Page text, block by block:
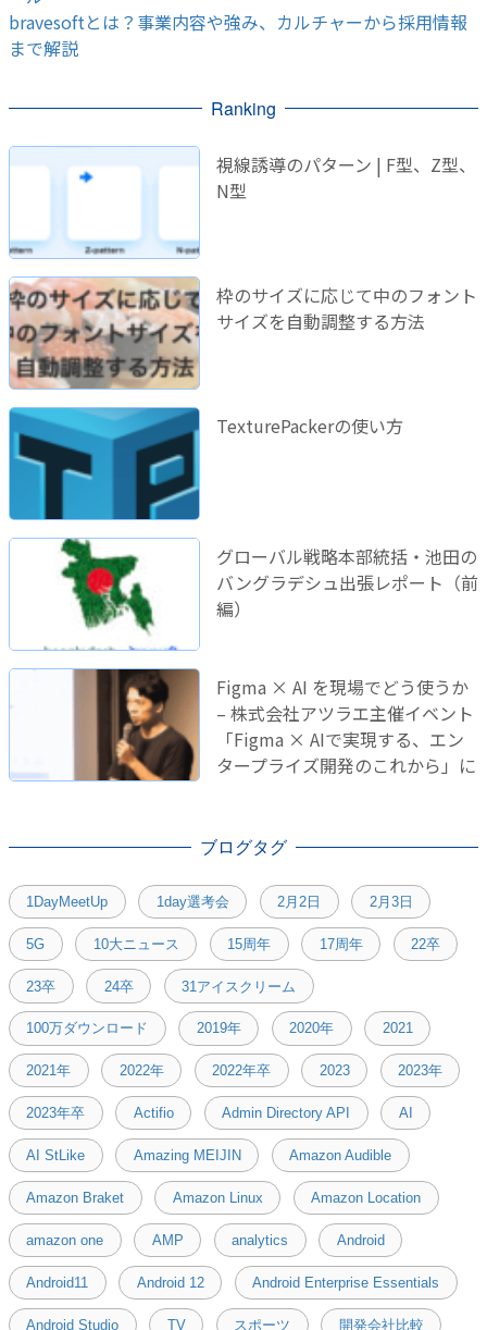
bravesoftとは？事業内容や強み、カルチャーから採用情報
まで解説
Ranking
視線誘導のパターン | F型、Z型、
N型
枠のサイズに応じて中のフォント
サイズを自動調整する方法
TexturePackerの使い方
グローバル戦略本部統括・池田の
バングラデシュ出張レポート（前
編）
Figma × AI を現場でどう使うか
– 株式会社アツラエ主催イベント
「Figma × AIで実現する、エン
タープライズ開発のこれから」に
ブログタグ
1DayMeetUp 1day選考会 2月2日 2月3日
5G 10大ニュース 15周年 17周年 22卒
23卒 24卒 31アイスクリーム
100万ダウンロード 2019年 2020年 2021
2021年 2022年 2022年卒 2023 2023年
2023年卒 Actifio Admin Directory API AI
AI StLike Amazing MEIJIN Amazon Audible
Amazon Braket Amazon Linux Amazon Location
amazon one AMP analytics Android
Android11 Android 12 Android Enterprise Essentials
Android Studio TV スポーツ 開発会社比較